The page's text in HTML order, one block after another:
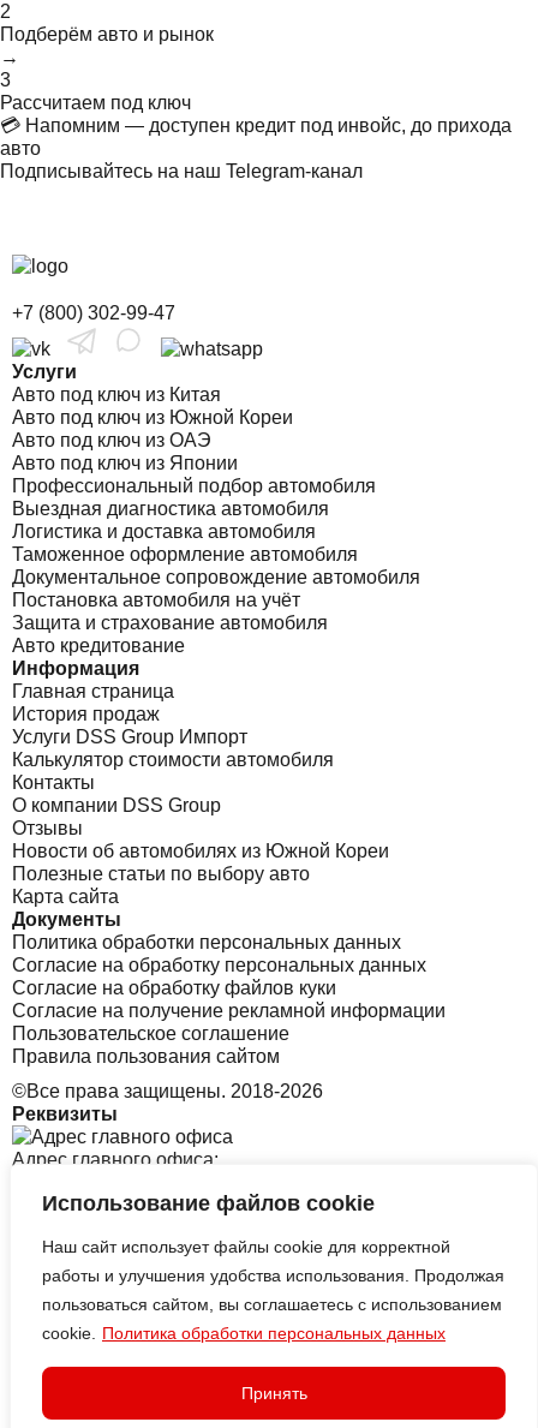
Использование файлов cookie
Наш сайт использует файлы cookie для корректной
работы и улучшения удобства использования. Продолжая
пользоваться сайтом, вы соглашаетесь с использованием
cookie.
Политика обработки персональных данных
Принять
2
Подберём авто и рынок
→
3
Рассчитаем под ключ
💳 Напомним — доступен кредит под инвойс, до прихода
авто
Подписывайтесь на наш Telegram-канал
+7 (800) 302-99-47
Услуги
Авто под ключ из Китая
Авто под ключ из Южной Кореи
Авто под ключ из ОАЭ
Авто под ключ из Японии
Профессиональный подбор автомобиля
Выездная диагностика автомобиля
Логистика и доставка автомобиля
Таможенное оформление автомобиля
Документальное сопровождение автомобиля
Постановка автомобиля на учёт
Защита и страхование автомобиля
Авто кредитование
Информация
Главная страница
История продаж
Услуги DSS Group Импорт
Калькулятор стоимости автомобиля
Контакты
О компании DSS Group
Отзывы
Новости об автомобилях из Южной Кореи
Полезные статьи по выбору авто
Карта сайта
Документы
Политика обработки персональных данных
Согласие на обработку персональных данных
Согласие на обработку файлов куки
Согласие на получение рекламной информации
Пользовательское соглашение
Правила пользования сайтом
©Все права защищены. 2018-2026
Реквизиты
Адрес главного офиса:
Адрес офиса в Корее:
313 Central-ro, Yeonsu-gu, Incheon B tower, 2126
ИП АЛЕКСЕЕВСКИХ СЕРГЕЙ
ИНН: ИНН: 325503153998